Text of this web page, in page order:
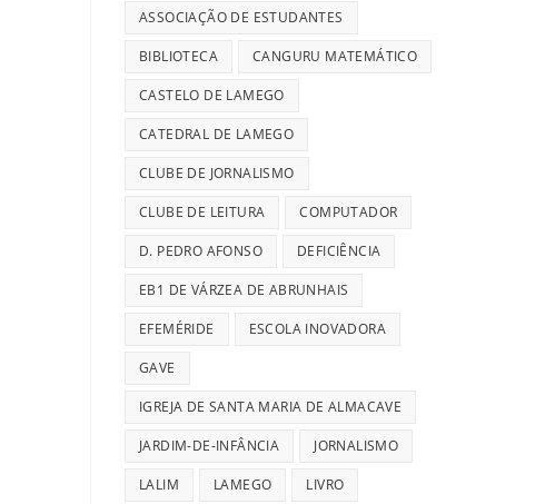
ASSOCIAÇÃO DE ESTUDANTES
BIBLIOTECA CANGURU MATEMÁTICO
CASTELO DE LAMEGO
CATEDRAL DE LAMEGO
CLUBE DE JORNALISMO
CLUBE DE LEITURA COMPUTADOR
D. PEDRO AFONSO DEFICIÊNCIA
EB1 DE VÁRZEA DE ABRUNHAIS
EFEMÉRIDE ESCOLA INOVADORA
GAVE
IGREJA DE SANTA MARIA DE ALMACAVE
JARDIM-DE-INFÂNCIA JORNALISMO
LALIM LAMEGO LIVRO